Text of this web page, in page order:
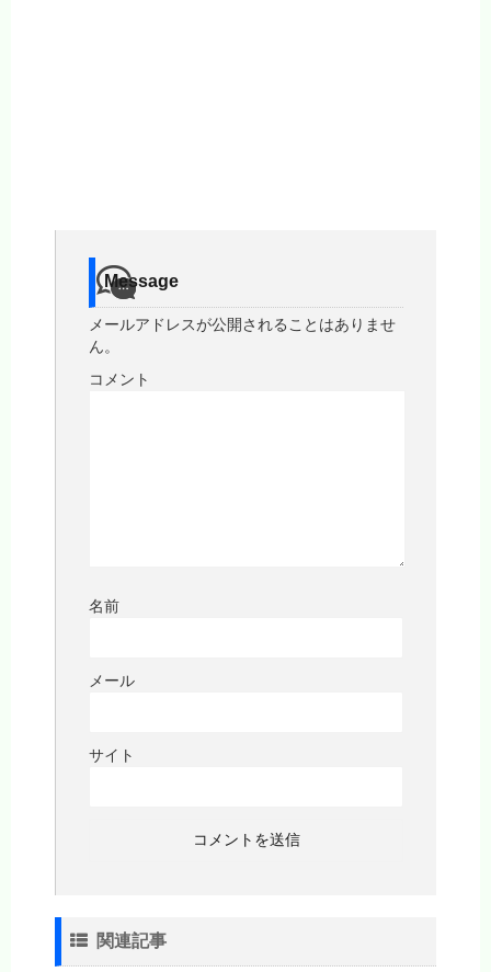
Message
メールアドレスが公開されることはありませ
ん。
コメント
名前
メール
サイト
関連記事